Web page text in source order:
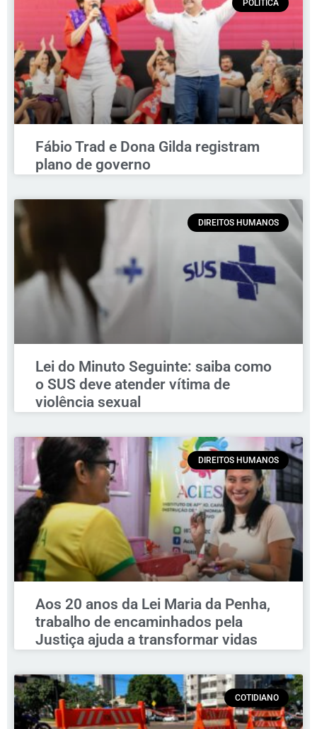
POLÍTICA
Fábio Trad e Dona Gilda registram
plano de governo
DIREITOS HUMANOS
Lei do Minuto Seguinte: saiba como
o SUS deve atender vítima de
violência sexual
DIREITOS HUMANOS
Aos 20 anos da Lei Maria da Penha,
trabalho de encaminhados pela
Justiça ajuda a transformar vidas
COTIDIANO